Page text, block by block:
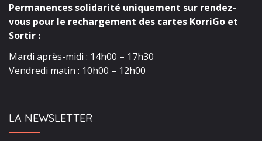
Permanences solidarité uniquement sur rendez-
vous pour le rechargement des cartes KorriGo et
Sortir :
Mardi après-midi : 14h00 – 17h30
Vendredi matin : 10h00 – 12h00
LA NEWSLETTER